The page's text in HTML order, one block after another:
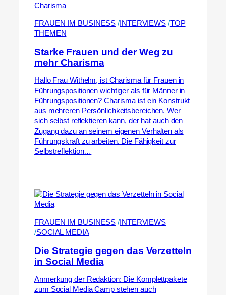
FRAUEN IM BUSINESS / INTERVIEWS /TOP
THEMEN
Starke Frauen und der Weg zu
mehr Charisma
Hallo Frau Withelm, ist Charisma für Frauen in
Führungspositionen wichtiger als für Männer in
Führungspositionen? Charisma ist ein Konstrukt
aus mehreren Persönlichkeitsbereichen. Wer
sich selbst reflektieren kann, der hat auch den
Zugang dazu an seinem eigenen Verhalten als
Führungskraft zu arbeiten. Die Fähigkeit zur
Selbstreflektion…
FRAUEN IM BUSINESS / INTERVIEWS
/SOCIAL MEDIA
Die Strategie gegen das Verzetteln
in Social Media
Anmerkung der Redaktion: Die Komplettpakete
zum Social Media Camp stehen auch